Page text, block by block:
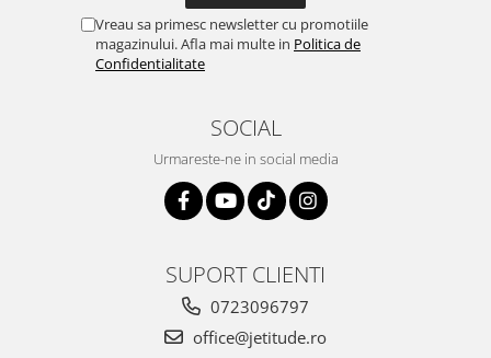
Vreau sa primesc newsletter cu promotiile
magazinului. Afla mai multe in Politica de
Confidentialitate
SOCIAL
Urmareste-ne in social media
SUPORT CLIENTI
0723096797
office@jetitude.ro